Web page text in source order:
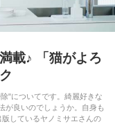
載♪ 「猫がよろ
"についてです。綺麗好きな
が良いのでしょうか。自身も
しているヤノミサエさんの